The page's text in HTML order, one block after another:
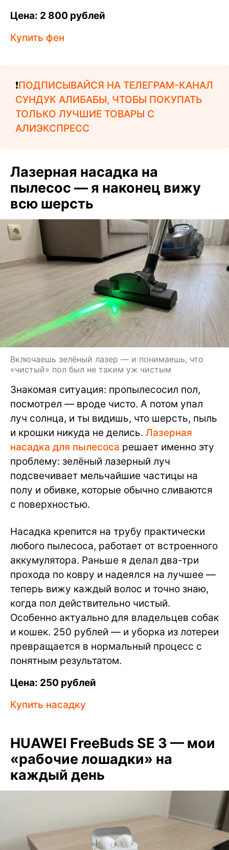
Цена: 2 800 рублей
Купить фен
❗️ПОДПИСЫВАЙСЯ НА ТЕЛЕГРАМ-КАНАЛ
СУНДУК АЛИБАБЫ, ЧТОБЫ ПОКУПАТЬ
ТОЛЬКО ЛУЧШИЕ ТОВАРЫ С
АЛИЭКСПРЕСС
Лазерная насадка на
пылесос — я наконец вижу
всю шерсть
Включаешь зелёный лазер — и понимаешь, что
«чистый» пол был не таким уж чистым
Знакомая ситуация: пропылесосил пол,
посмотрел — вроде чисто. А потом упал
луч солнца, и ты видишь, что шерсть, пыль
и крошки никуда не делись. Лазерная
насадка для пылесоса решает именно эту
проблему: зелёный лазерный луч
подсвечивает мельчайшие частицы на
полу и обивке, которые обычно сливаются
с поверхностью.
Насадка крепится на трубу практически
любого пылесоса, работает от встроенного
аккумулятора. Раньше я делал два-три
прохода по ковру и надеялся на лучшее —
теперь вижу каждый волос и точно знаю,
когда пол действительно чистый.
Особенно актуально для владельцев собак
и кошек. 250 рублей — и уборка из лотереи
превращается в нормальный процесс с
понятным результатом.
Цена: 250 рублей
Купить насадку
HUAWEI FreeBuds SE 3 — мои
«рабочие лошадки» на
каждый день